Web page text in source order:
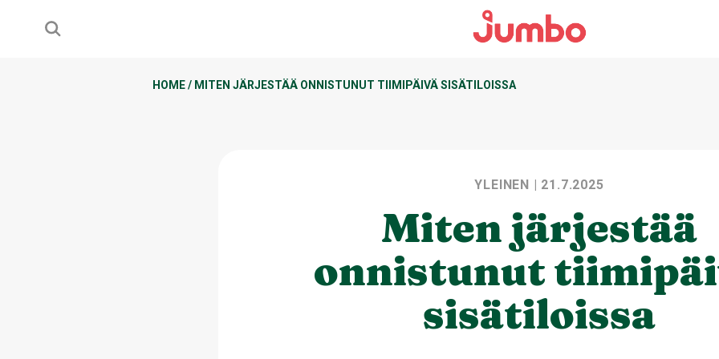
HOME/ MITEN JÄRJESTÄÄ ONNISTUNUT TIIMIPÄIVÄ SISÄTILOISSA
YLEINEN | 21.7.2025
Miten järjestää
onnistunut
sisätiloissa